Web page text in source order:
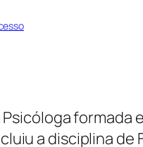
a disciplina